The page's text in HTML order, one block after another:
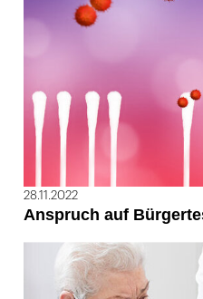
28.11.2022
Anspruch auf